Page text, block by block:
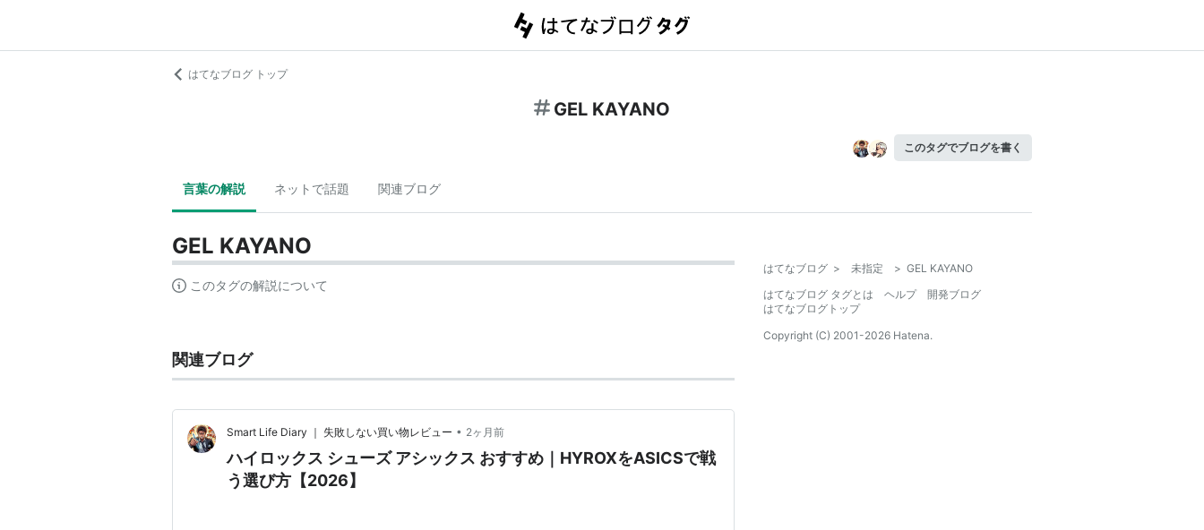
はてなブログ トップ
GEL KAYANO
このタグでブログを書く
言葉の解説 ネットで話題 関連ブログ
GEL KAYANO
このタグの解説について
関連ブログ
Smart Life Diary ｜ 失敗しない買い物レビュー • 2ヶ月前
ハイロックス シューズ アシックス おすすめ｜HYROXをASICSで戦
う選び方【2026】
はてなブログ > 未指定 > GEL KAYANO
はてなブログ タグとは
ヘルプ
開発ブログ
はてなブログトップ
Copyright (C) 2001-2026 Hatena.